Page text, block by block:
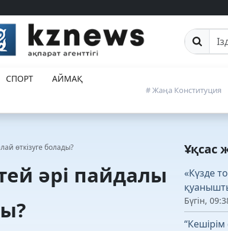
Сайттан
СПОРТ
АЙМАҚ
# Жаңа Конституция
өткізуге болады?
әрі пайдалы
Ұқсас
«Күзде
Бүгін,